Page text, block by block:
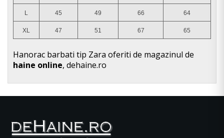
L 45 49 66 64
XL 47 51 67 65
Hanorac barbati tip Zara oferiti de magazinul de
haine online, dehaine.ro